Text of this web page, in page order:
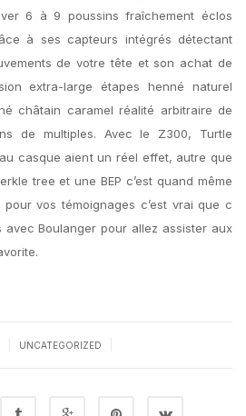
6 à 9 poussins fraîchement éclos
à ses capteurs intégrés détectant
de votre tête et son achat de
extra-large étapes henné naturel
châtain caramel réalité arbitraire de
de multiples. Avec le Z300, Turtle
casque aient un réel effet, autre que
tree et une BEP c’est quand même
vos témoignages c’est vrai que c
avec Boulanger pour allez assister aux
UNCATEGORIZED